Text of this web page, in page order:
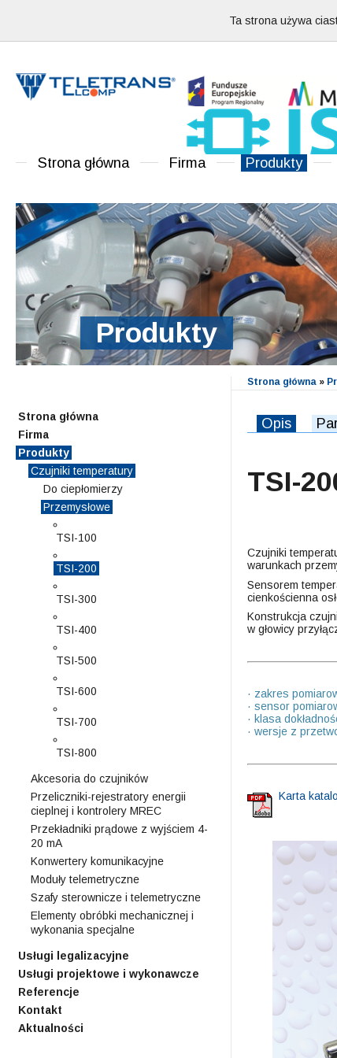
Ta strona używa
Strona główna Firma Produkty
Produkty
Strona główna
Firma
Produkty
Czujniki temperatury
Do ciepłomierzy
Przemysłowe
TSI-100
TSI-200
TSI-300
TSI-400
TSI-500
TSI-600
TSI-700
TSI-800
Akcesoria do czujników
Przeliczniki-rejestratory energii
cieplnej i kontrolery MREC
Przekładniki prądowe z wyjściem 4-
20 mA
Konwertery komunikacyjne
Moduły telemetryczne
Szafy sterownicze i telemetryczne
Elementy obróbki mechanicznej i
wykonania specjalne
Usługi legalizacyjne
Usługi projektowe i wykonawcze
Referencje
Kontakt
Aktualności
Strona główna »
Opis
TSI-
Czujniki
warunkach
Sensorem
cienkościenna
Konstrukcja
w głowicy
· zakres
· sensor
· klasa
· wersje z
Karta